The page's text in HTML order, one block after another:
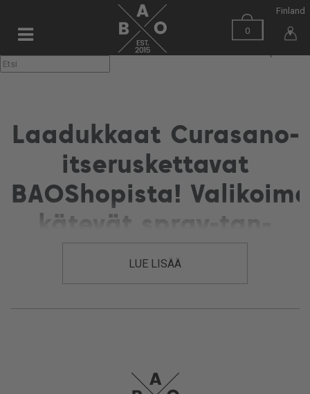
0
Finland
▼
Laadukkaat Curasano-
itseruskettavat
BAOShopista!
kätevät spray-tan-
tuotteet ja
levityskintaat.
rusketuksesta myös pimeän talven keskellä laadukkailla Curasano-
tuotteilla.
LUE LISÄÄ